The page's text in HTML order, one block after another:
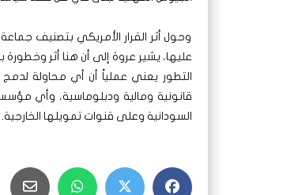
وحول أثر القرار الأمريكي بتصنيف
عليها، يشير عروة إلى أن هنا أثر وخطورة
التطور يعني عملياً أن أي محاولة
قانونية ومالية ودبلوماسية، وأي
السودانية وعلى قنوات تمويلها الخارجية.